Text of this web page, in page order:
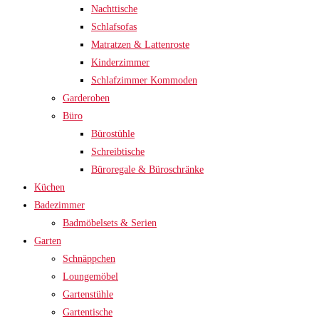
Nachttische
Schlafsofas
Matratzen & Lattenroste
Kinderzimmer
Schlafzimmer Kommoden
Garderoben
Büro
Bürostühle
Schreibtische
Büroregale & Büroschränke
Küchen
Badezimmer
Badmöbelsets & Serien
Garten
Schnäppchen
Loungemöbel
Gartenstühle
Gartentische